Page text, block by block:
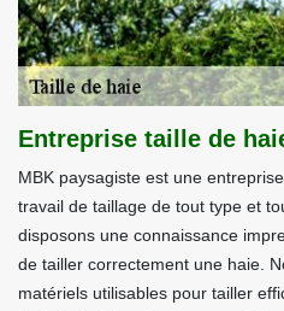
Entreprise taille de
MBK paysagiste est une
travail de taillage de tout type et
disposons une connaissance
de tailler correctement une haie.
matériels utilisables pour tailler